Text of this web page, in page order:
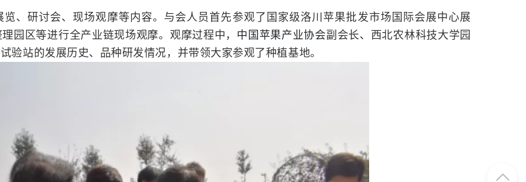
、研讨会、现场观摩等内容。 与会人员首先参观了国家级洛川苹果批发市场国际会展中心展
园区等进行全产业链现场观摩。 观摩过程中， 中国苹果产业协会副会长、西北农林科技大学园
验站的发展历史、品种研发情况，并带领大家参观了种植基地。